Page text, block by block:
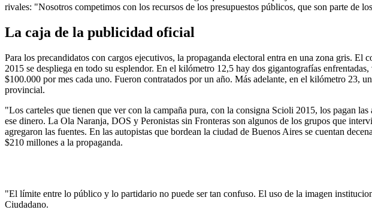
rivales: "Nosotros competimos con los recursos de los presupuestos públicos, que son parte de
La caja de la publicidad oficial
Para los precandidatos con cargos ejecutivos, la propaganda electoral entra en una zona gris.
2015 se despliega en todo su esplendor. En el kilómetro 12,5 hay dos gigantografías
$100.000 por mes cada uno. Fueron contratados por un año. Más adelante, en el kilómetro 23,
provincial.
"Los carteles que tienen que ver con la campaña pura, con la consigna Scioli 2015, los pagan
ese dinero. La Ola Naranja, DOS y Peronistas sin Fronteras son algunos de los grupos que
agregaron las fuentes. En las autopistas que bordean la ciudad de Buenos Aires se cuentan
$210 millones a la propaganda.
"El límite entre lo público y lo partidario no puede ser tan confuso. El uso de la imagen
Ciudadano.